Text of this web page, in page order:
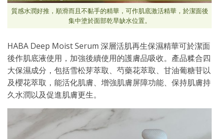
質感水潤好推，順滑而且不黏手的精華，可作肌底激活精華，於潔面後
集中塗於面部乾旱缺水位置。
HABA Deep Moist Serum 深層活肌再生保濕精華可於潔面
後作肌底液使用，加強後續使用的護膚品吸收。產品糅合四
大保濕成分，包括雪松芽萃取、芍藥花萃取、甘油葡糖苷以
及櫻花萃取，能活化肌膚、增強肌膚屏障功能、保持肌膚持
久水潤以及促進肌膚更生。